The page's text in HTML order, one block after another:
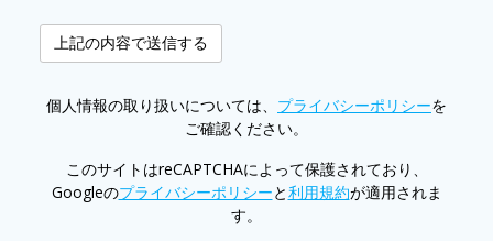
個人情報の取り扱いについては、 プライバシーポリシーを
ご確認ください。
このサイトはreCAPTCHAによって保護されており、
Googleのプライバシーポリシーと利用規約が適用されま
す。